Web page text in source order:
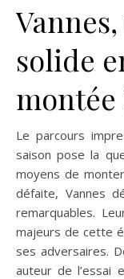
solide
montée
Le parcours
saison pose la
moyens de
défaite, Vannes
remarquables.
majeurs de cette
ses adversaires.
auteur de l’essai